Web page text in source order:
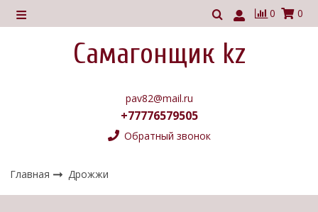
0 0
Самагонщик kz
pav82@mail.ru
+77776579505
Обратный звонок
Главная Дрожжи